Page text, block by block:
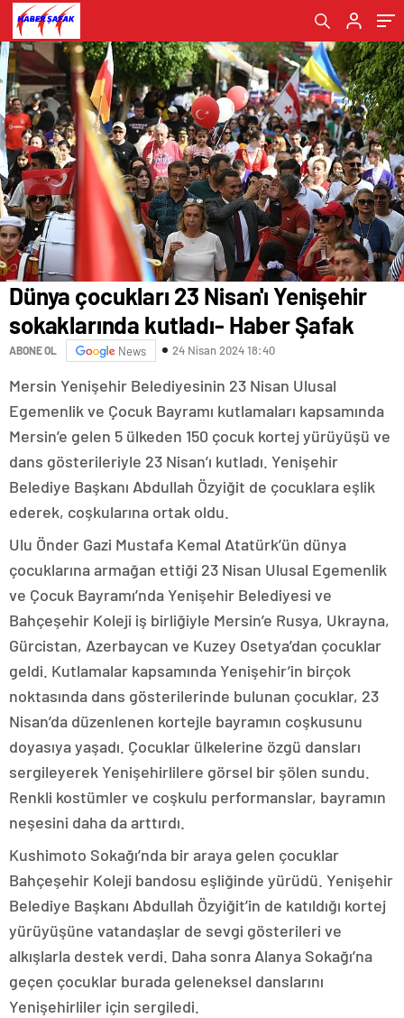
Dünya çocukları 23 Nisan'ı Yenişehir
sokaklarında kutladı- Haber Şafak
ABONE OL News 24 Nisan 2024 18:40
Mersin Yenişehir Belediyesinin 23 Nisan Ulusal
Egemenlik ve Çocuk Bayramı kutlamaları kapsamında
Mersin’e gelen 5 ülkeden 150 çocuk kortej yürüyüşü ve
dans gösterileriyle 23 Nisan’ı kutladı. Yenişehir
Belediye Başkanı Abdullah Özyiğit de çocuklara eşlik
ederek, coşkularına ortak oldu.
Ulu Önder Gazi Mustafa Kemal Atatürk’ün dünya
çocuklarına armağan ettiği 23 Nisan Ulusal Egemenlik
ve Çocuk Bayramı’nda Yenişehir Belediyesi ve
Bahçeşehir Koleji iş birliğiyle Mersin’e Rusya, Ukrayna,
Gürcistan, Azerbaycan ve Kuzey Osetya’dan çocuklar
geldi. Kutlamalar kapsamında Yenişehir’in birçok
noktasında dans gösterilerinde bulunan çocuklar, 23
Nisan’da düzenlenen kortejle bayramın coşkusunu
doyasıya yaşadı. Çocuklar ülkelerine özgü dansları
sergileyerek Yenişehirlilere görsel bir şölen sundu.
Renkli kostümler ve coşkulu performanslar, bayramın
neşesini daha da arttırdı.
Kushimoto Sokağı’nda bir araya gelen çocuklar
Bahçeşehir Koleji bandosu eşliğinde yürüdü. Yenişehir
Belediye Başkanı Abdullah Özyiğit’in de katıldığı kortej
yürüyüşüne vatandaşlar de sevgi gösterileri ve
alkışlarla destek verdi. Daha sonra Alanya Sokağı’na
geçen çocuklar burada geleneksel danslarını
Yenişehirliler için sergiledi.